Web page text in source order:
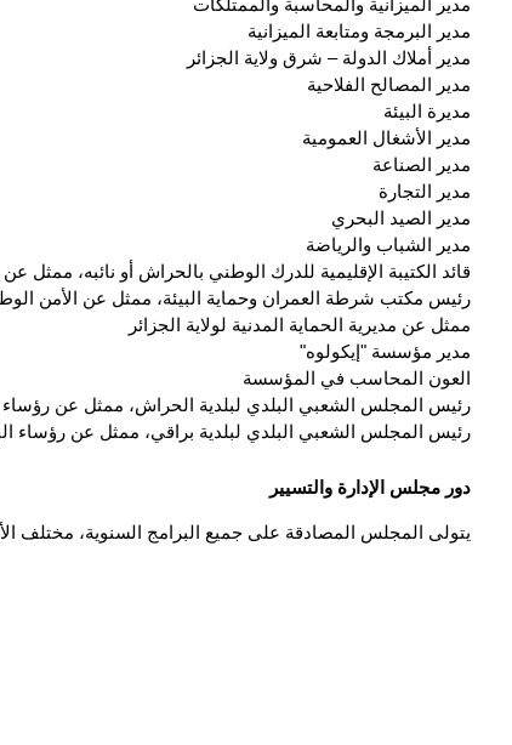
مدير الميزانية والمحاسبة والممتلكات
مدير البرمجة ومتابعة الميزانية
مدير أملاك الدولة – شرق ولاية الجزائر
مدير المصالح الفلاحية
مديرة البيئة
مدير الأشغال العمومية
مدير الصناعة
مدير التجارة
مدير الصيد البحري
مدير الشباب والرياضة
قائد الكتيبة الإقليمية للدرك الوطني بالحراش أو نائبه، ممثل
رئيس مكتب شرطة العمران وحماية البيئة، ممثل عن الأمن
ممثل عن مديرية الحماية المدنية لولاية الجزائر
مدير مؤسسة "إيكولوه"
العون المحاسب في المؤسسة
رئيس المجلس الشعبي البلدي لبلدية الحراش، ممثل عن رؤساء
رئيس المجلس الشعبي البلدي لبلدية براقي، ممثل عن رؤساء
دور مجلس الإدارة والتسيير
يتولى المجلس المصادقة على جميع البرامج السنوية، مختلف